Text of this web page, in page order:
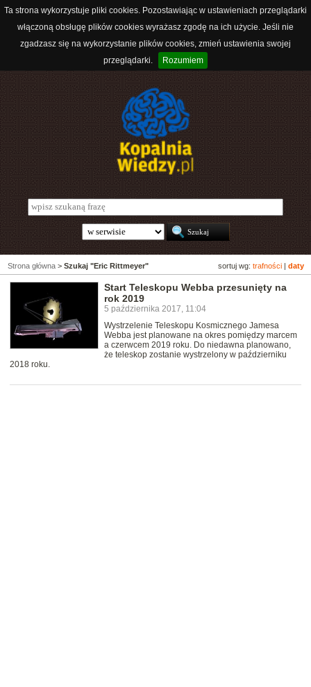
Ta strona wykorzystuje pliki cookies. Pozostawiając w ustawieniach przeglądarki
włączoną obsługę plików cookies wyrażasz zgodę na ich użycie. Jeśli nie
zgadzasz się na wykorzystanie plików cookies, zmień ustawienia swojej
przeglądarki.
Rozumiem
sortuj wg: trafności daty
Strona główna > Szukaj "Eric Rittmeyer"
Start Teleskopu Webba przesunięty na
rok 2019
5 października 2017, 11:04
Wystrzelenie Teleskopu Kosmicznego Jamesa
Webba jest planowane na okres pomiędzy marcem
a czerwcem 2019 roku. Do niedawna planowano,
że teleskop zostanie wystrzelony w październiku
2018 roku.